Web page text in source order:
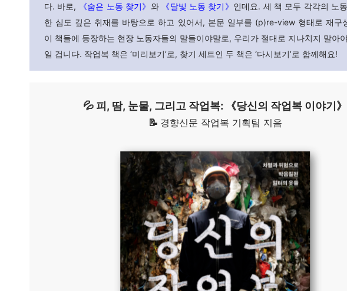
다. 바로,
《숨은 노동 찾기》 와 《달빛 노동 찾기》 인데요. 세 책 모두 각각의 노
한 심도 깊은 취재를 바탕으로 하고 있어서, 본문 일부를 (p)re-view 형태로 재구
이 책들에 등장하는 현장 노동자들의 말들이야말로, 우리가 절대로 지나치지 말아
일 겁니다. 작업복 책은 ‘미리보기’로, 찾기 세트인 두 책은 ‘다시보기’로 함께해요!
💦 피, 땀, 눈물, 그리고 작업복: 《당신의 작업복 이야기》
📝 경향신문 작업복 기획팀 지음